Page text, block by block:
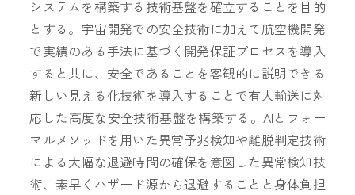
システムを構築する技術基盤を確立することを目的
とする。宇宙開発での安全技術に加えて航空機開発
で実績のある手法に基づく開発保証プロセスを導入
すると共に、安全であることを客観的に説明できる
新しい見える化技術を導入することで有人輸送に対
応した高度な安全技術基盤を構築する。AIとフォー
マルメソッドを用いた異常予兆検知や離脱判定技術
による大幅な退避時間の確保を意図した異常検知技
術、素早くハザード源から退避することと身体負担